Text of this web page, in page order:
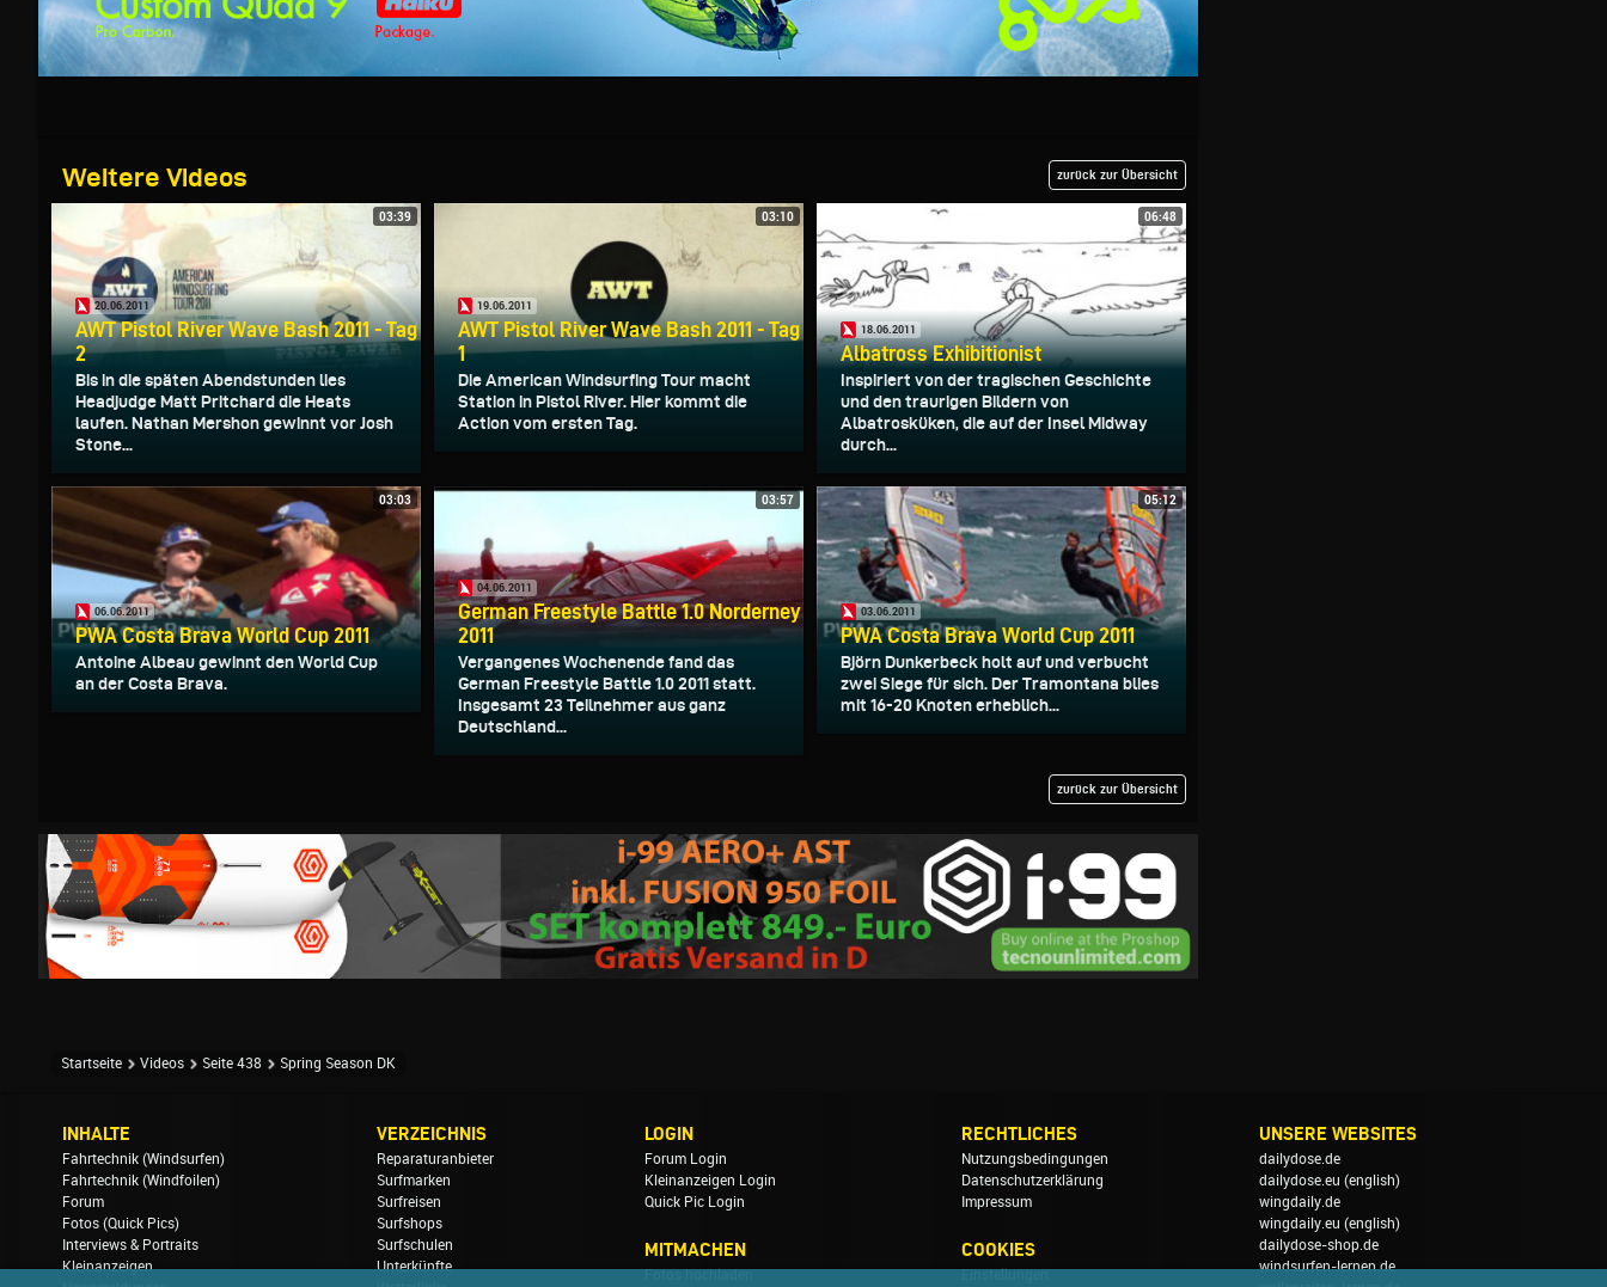
Weitere Videos zurück zur Übersicht
03:39
20.06.2011
AWT Pistol River Wave Bash 2011 - Tag
2
Bis in die späten Abendstunden lies
Headjudge Matt Pritchard die Heats
laufen. Nathan Mershon gewinnt vor Josh
Stone...
03:10
19.06.2011
AWT Pistol River Wave Bash 2011 - Tag
1
Die American Windsurfing Tour macht
Station in Pistol River. Hier kommt die
Action vom ersten Tag.
06:48
18.06.2011
Albatross Exhibitionist
Inspiriert von der tragischen Geschichte
und den traurigen Bildern von
Albatrosküken, die auf der Insel Midway
durch...
03:03
06.06.2011
PWA Costa Brava World Cup 2011
Antoine Albeau gewinnt den World Cup
an der Costa Brava.
03:57
04.06.2011
German Freestyle Battle 1.0 Norderney
2011
Vergangenes Wochenende fand das
German Freestyle Battle 1.0 2011 statt.
Insgesamt 23 Teilnehmer aus ganz
Deutschland...
05:12
03.06.2011
PWA Costa Brava World Cup 2011
Björn Dunkerbeck holt auf und verbucht
zwei Siege für sich. Der Tramontana blies
mit 16-20 Knoten erheblich...
zurück zur Übersicht
Startseite Videos Seite 438 Spring Season DK
INHALTE
Fahrtechnik (Windsurfen)
Fahrtechnik (Windfoilen)
Forum
Fotos (Quick Pics)
Interviews & Portraits
Kleinanzeigen
VERZEICHNIS
Reparaturanbieter
Surfmarken
Surfreisen
Surfshops
Surfschulen
Unterkünfte
LOGIN
Forum Login
Kleinanzeigen Login
Quick Pic Login
MITMACHEN
RECHTLICHES
Nutzungsbedingungen
Datenschutzerklärung
Impressum
COOKIES
UNSERE WEBSITES
dailydose.de
dailydose.eu (english)
wingdaily.de
wingdaily.eu (english)
dailydose-shop.de
windsurfen-lernen.de